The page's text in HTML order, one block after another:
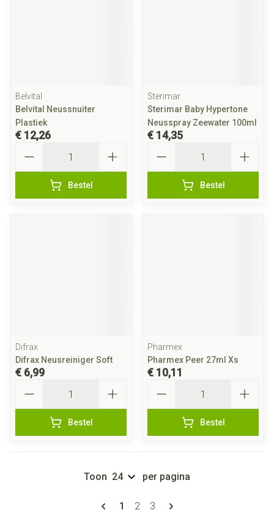
Belvital
Belvital Neussnuiter
Plastiek
€ 12,26
Bestel
Sterimar
Sterimar Baby Hypertone
Neusspray Zeewater 100ml
€ 14,35
Bestel
Difrax
Difrax Neusreiniger Soft
€ 6,99
Bestel
Pharmex
Pharmex Peer 27ml Xs
€ 10,11
Bestel
Pagina's
U lees momenteel pagina
1 Pagina
2 Pagina
3
Toon per pagina